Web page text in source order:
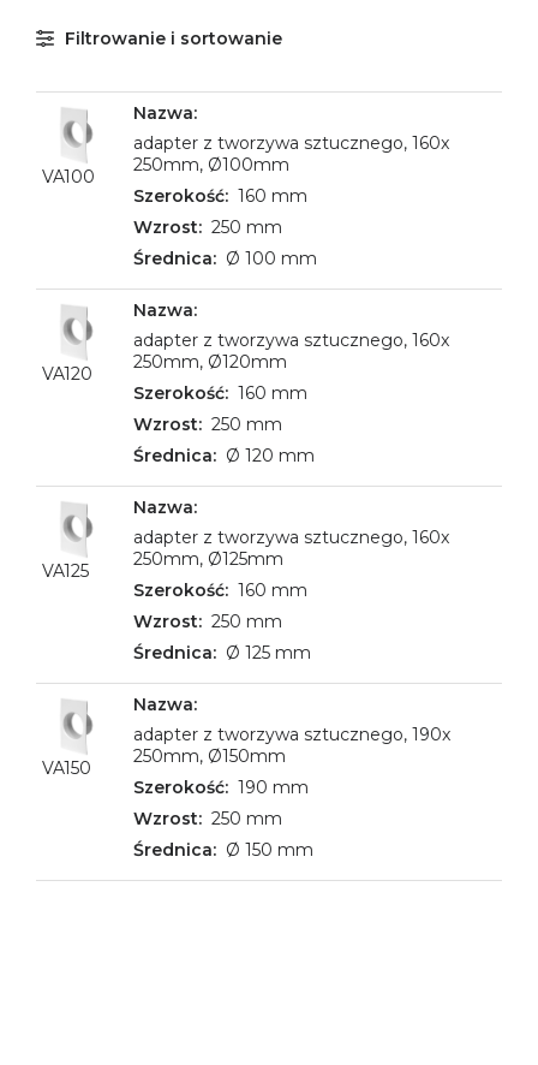
Filtrowanie i sortowanie
VA100
adapter z tworzywa sztucznego, 160x
250mm, Ø100mm
160 mm
250 mm
Ø 100 mm
VA120
adapter z tworzywa sztucznego, 160x
250mm, Ø120mm
160 mm
250 mm
Ø 120 mm
VA125
adapter z tworzywa sztucznego, 160x
250mm, Ø125mm
160 mm
250 mm
Ø 125 mm
VA150
adapter z tworzywa sztucznego, 190x
250mm, Ø150mm
190 mm
250 mm
Ø 150 mm